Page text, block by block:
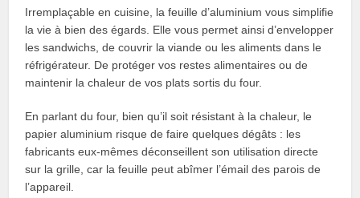
Irremplaçable en cuisine, la feuille d’aluminium vous simplifie
la vie à bien des égards. Elle vous permet ainsi d’envelopper
les sandwichs, de couvrir la viande ou les aliments dans le
réfrigérateur. De protéger vos restes alimentaires ou de
maintenir la chaleur de vos plats sortis du four.
En parlant du four, bien qu’il soit résistant à la chaleur, le
papier aluminium risque de faire quelques dégâts : les
fabricants eux-mêmes déconseillent son utilisation directe
sur la grille, car la feuille peut abîmer l’émail des parois de
l’appareil.